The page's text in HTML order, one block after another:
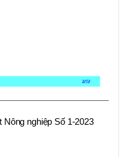
Nông nghiệp Số 1-2023